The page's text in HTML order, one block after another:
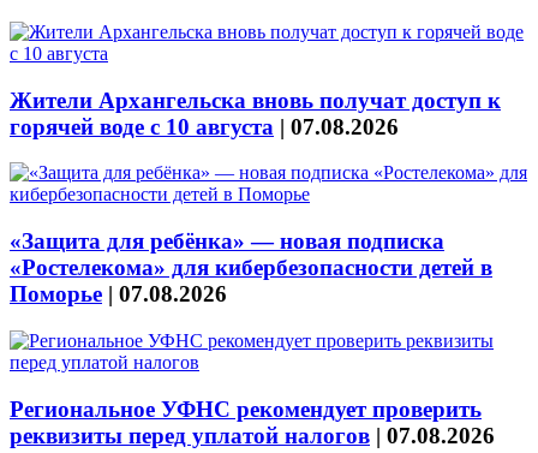
Жители Архангельска вновь получат доступ к
горячей воде с 10 августа | 07.08.2026
«Защита для ребёнка» — новая подписка
«Ростелекома» для кибербезопасности детей в
Поморье | 07.08.2026
Региональное УФНС рекомендует проверить
реквизиты перед уплатой налогов | 07.08.2026